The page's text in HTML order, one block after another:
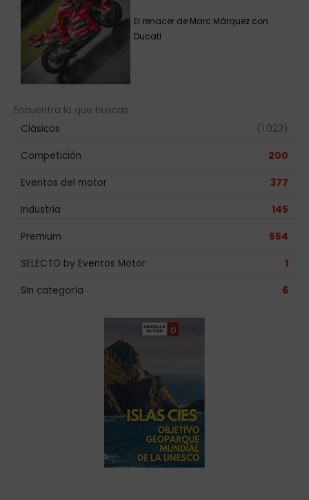
El renacer de Marc Márquez con
Ducati
Encuentra lo que buscas
Clásicos
(1.023)
Competición 200
Eventos del motor 377
Industria 145
Premium 554
SELECTO by Eventos Motor 1
Sin categoría 6